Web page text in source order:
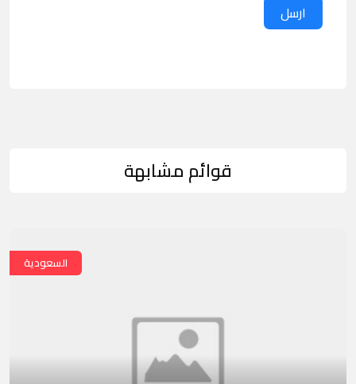
ارسل
قوائم مشابهة
السعودية